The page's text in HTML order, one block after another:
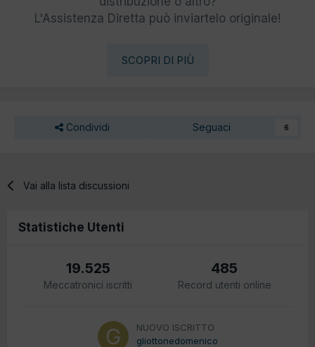
L'Assistenza Diretta può inviartelo originale!
SCOPRI DI PIÙ
Condividi Seguaci 6
Vai alla lista discussioni
Statistiche Utenti
19.525
Meccatronici iscritti
485
Record utenti online
NUOVO ISCRITTO
gliottonedomenico